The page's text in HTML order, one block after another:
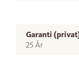
Garanti
25 År